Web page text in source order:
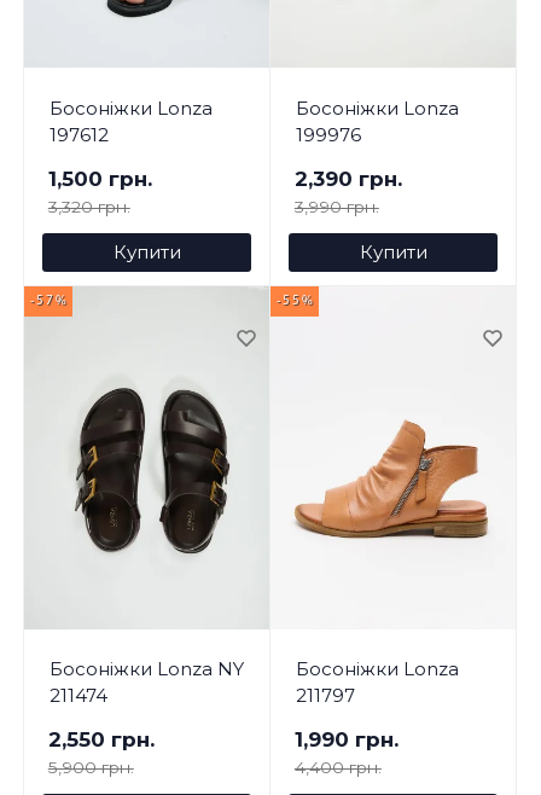
Босоніжки Lonza
197612
1,500 грн.
3,320 грн.
Купити
Босоніжки Lonza
199976
2,390 грн.
3,990 грн.
Купити
-57%
Босоніжки Lonza NY
211474
2,550 грн.
5,900 грн.
-55%
Босоніжки Lonza
211797
1,990 грн.
4,400 грн.